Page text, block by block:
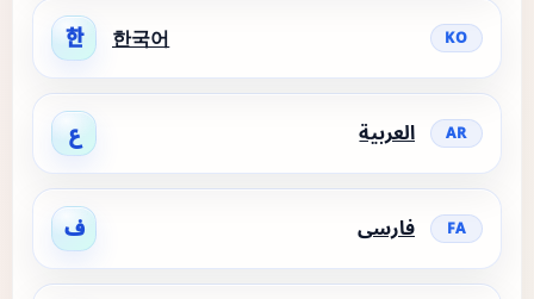
한 한국어 KO
ع العربية AR
ف فارسی FA